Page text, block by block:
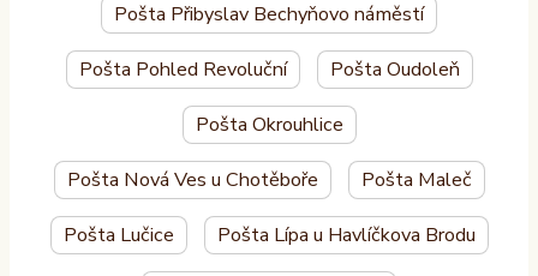
Pošta Přibyslav Bechyňovo náměstí
Pošta Pohled Revoluční Pošta Oudoleň
Pošta Okrouhlice
Pošta Nová Ves u Chotěboře Pošta Maleč
Pošta Lučice Pošta Lípa u Havlíčkova Brodu